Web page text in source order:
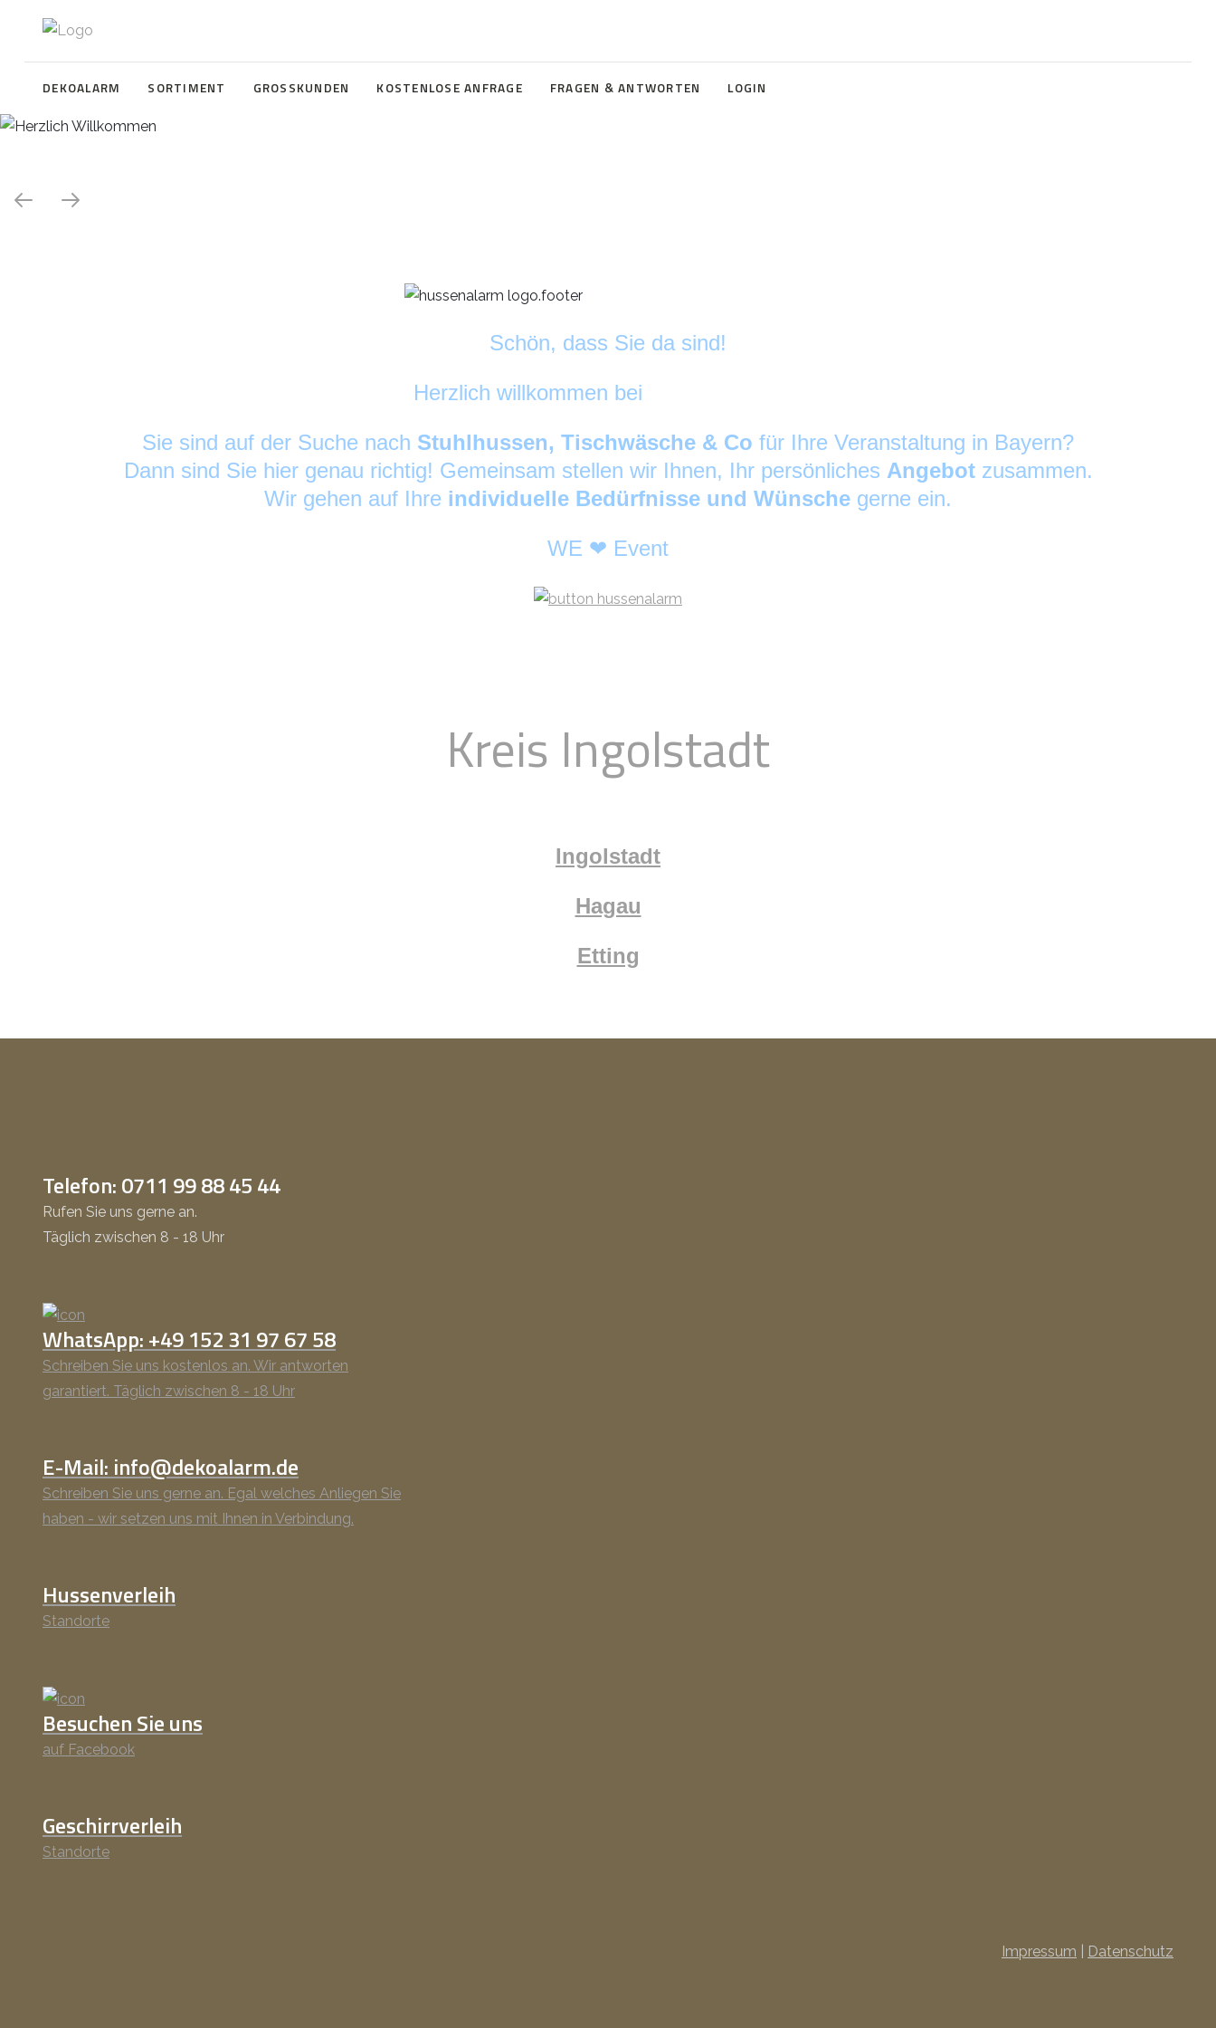
DEKOALARM SORTIMENT GROSSKUNDEN KOSTENLOSE ANFRAGE FRAGEN & ANTWORTEN LOGIN
WE ❤️ EVENT
Schön, dass Sie da sind!
Herzlich willkommen bei
Sie sind auf der Suche nach Stuhlhussen, Tischwäsche & Co für Ihre Veranstaltung in Bayern?
Dann sind Sie hier genau richtig! Gemeinsam stellen wir Ihnen, Ihr persönliches Angebot zusammen.
Wir gehen auf Ihre individuelle Bedürfnisse und Wünsche gerne ein.
WE ❤ Event
Kreis Ingolstadt
Ingolstadt
Hagau
Etting
Telefon: 0711 99 88 45 44
Rufen Sie uns gerne an.
Täglich zwischen 8 - 18 Uhr
WhatsApp: +49 152 31 97 67 58
Schreiben Sie uns kostenlos an. Wir antworten
garantiert. Täglich zwischen 8 - 18 Uhr
E-Mail: info@dekoalarm.de
Schreiben Sie uns gerne an. Egal welches Anliegen Sie
haben - wir setzen uns mit Ihnen in Verbindung.
Hussenverleih
Standorte
Besuchen Sie uns
auf Facebook
Geschirrverleih
Standorte
Impressum Datenschutz